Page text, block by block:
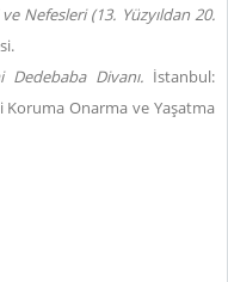
Nefesleri (13. Yüzyıldan 20.
Divanı. İstanbul:
Onarma ve Yaşatma